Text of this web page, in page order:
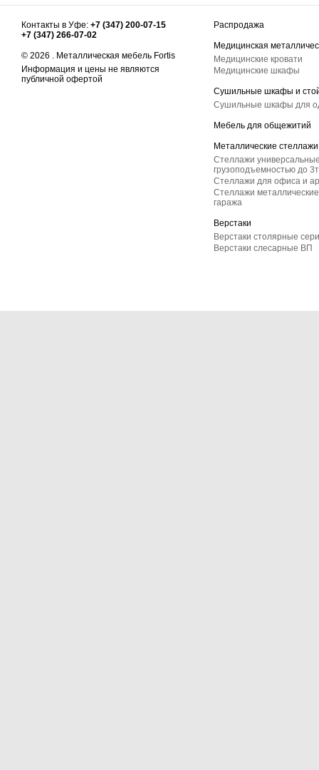
Контакты в Уфе: +7 (347) 200-07-15
+7 (347) 266-07-02
© 2026 . Металлическая мебель Fortis
Информация и цены не являются
публичной офертой
Распродажа
Медицинская
Медицинские кровати
Медицинские шкафы
Сушильные шкафы и
Сушильные шкафы для
Мебель для общежитий
Металлические стеллажи
Стеллажи
грузоподъемностью до
Стеллажи для офиса и
Стеллажи
гаража
Верстаки
Верстаки столярные
Верстаки слесарные ВП